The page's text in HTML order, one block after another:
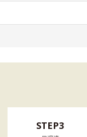
STEP3